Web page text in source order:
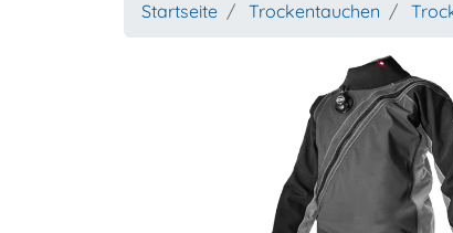
Startseite Trockentauchen